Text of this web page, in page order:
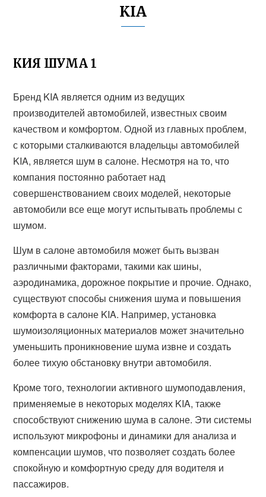
KIA
КИЯ ШУМА 1
Бренд KIA является одним из ведущих
производителей автомобилей, известных своим
качеством и комфортом. Одной из главных проблем,
с которыми сталкиваются владельцы автомобилей
KIA, является шум в салоне. Несмотря на то, что
компания постоянно работает над
совершенствованием своих моделей, некоторые
автомобили все еще могут испытывать проблемы с
шумом.
Шум в салоне автомобиля может быть вызван
различными факторами, такими как шины,
аэродинамика, дорожное покрытие и прочие. Однако,
существуют способы снижения шума и повышения
комфорта в салоне KIA. Например, установка
шумоизоляционных материалов может значительно
уменьшить проникновение шума извне и создать
более тихую обстановку внутри автомобиля.
Кроме того, технологии активного шумоподавления,
применяемые в некоторых моделях KIA, также
способствуют снижению шума в салоне. Эти системы
используют микрофоны и динамики для анализа и
компенсации шумов, что позволяет создать более
спокойную и комфортную среду для водителя и
пассажиров.